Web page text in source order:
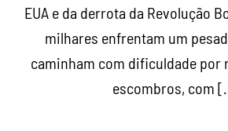
EUA e da derrota da Revolução
milhares enfrentam um
caminham com dificuldade por
escombros, com